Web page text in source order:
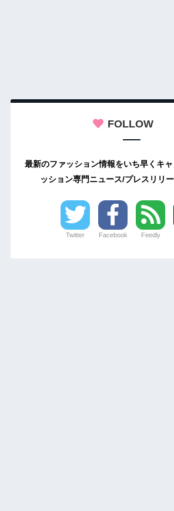
FOLLOW
最新のファッション情報をいち早くキ
ッション専門ニュース/プレスリリ
Twitter Facebook Feedly